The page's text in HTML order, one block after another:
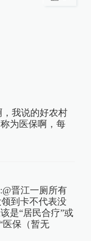
我说的好农村
为医保啊，每
晋江一厕所有
到卡不代表没
是“居民合疗”或
医保（暂无